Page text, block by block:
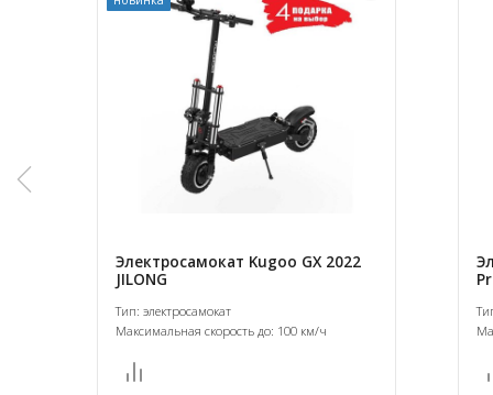
Электросамокат Kugoo GX 2022
JILONG
Тип: электросамокат
Максимальная скорость до: 100 км/ч